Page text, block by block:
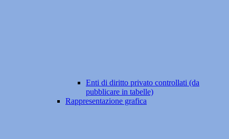
Enti di diritto privato controllati (da
pubblicare in tabelle)
Rappresentazione grafica